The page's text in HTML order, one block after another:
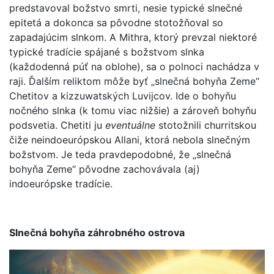
predstavoval božstvo smrti, nesie typické slnečné
epitetá a dokonca sa pôvodne stotožňoval so
zapadajúcim slnkom. A Mithra, ktorý prevzal niektoré
typické tradície spájané s božstvom slnka
(každodenná púť na oblohe), sa o polnoci nachádza v
raji. Ďalším reliktom môže byť „slnečná bohyňa Zeme“
Chetitov a kizzuwatských Luvijcov. Ide o bohyňu
nočného slnka (k tomu viac nižšie) a zároveň bohyňu
podsvetia. Chetiti ju eventuálne stotožnili churritskou
čiže neindoeurópskou Allani, ktorá nebola slnečným
božstvom. Je teda pravdepodobné, že „slnečná
bohyňa Zeme“ pôvodne zachovávala (aj)
indoeurópske tradície.
Slnečná bohyňa záhrobného ostrova